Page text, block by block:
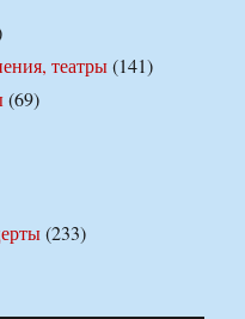
театры(141)
(69)
(233)